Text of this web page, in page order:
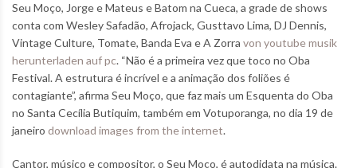
Seu Moço, Jorge e Mateus e Batom na Cueca, a grade de shows
conta com Wesley Safadão, Afrojack, Gusttavo Lima, DJ Dennis,
Vintage Culture, Tomate, Banda Eva e A Zorra von youtube musik
herunterladen auf pc. “Não é a primeira vez que toco no Oba
Festival. A estrutura é incrível e a animação dos foliões é
contagiante”, afirma Seu Moço, que faz mais um Esquenta do Oba
no Santa Cecília Butiquim, também em Votuporanga, no dia 19 de
janeiro download images from the internet.
Cantor, músico e compositor, o Seu Moço, é autodidata na música.